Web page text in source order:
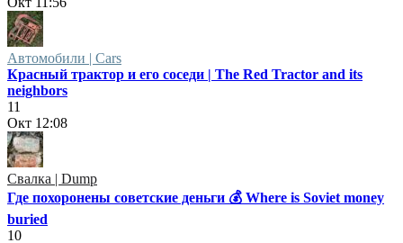
Автомобили | Cars
Красный трактор и его соседи | The Red Tractor and its
neighbors
11
Окт 12:08
Свалка | Dump
Где похоронены советские деньги 💰 Where is Soviet money
buried
10